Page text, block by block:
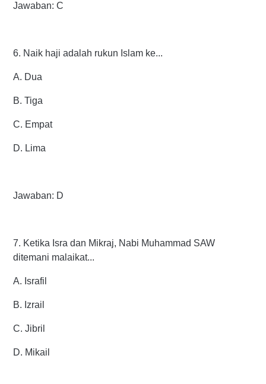
Jawaban: C
6. Naik haji adalah rukun Islam ke...
A. Dua
B. Tiga
C. Empat
D. Lima
Jawaban: D
7. Ketika Isra dan Mikraj, Nabi Muhammad SAW
ditemani malaikat...
A. Israfil
B. Izrail
C. Jibril
D. Mikail